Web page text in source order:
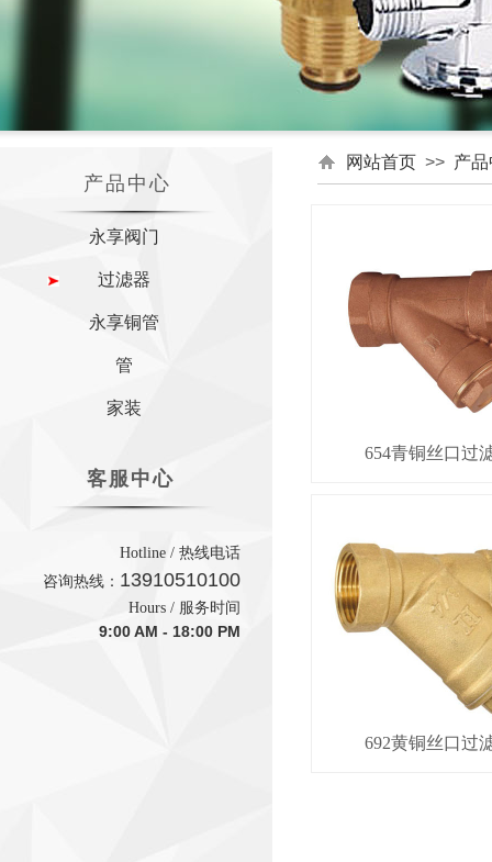
网站首页 >> 产
产品中心
654青铜丝口过
692黄铜丝口过
永享阀门
过滤器
永享铜管
管
家装
客服中心
Hotline / 热线电话
咨询热线： 13910510100
Hours / 服务时间
9:00 AM - 18:00 PM